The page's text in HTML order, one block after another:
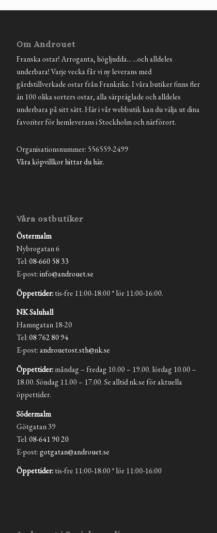
Om Androuet
Franska ostar! Arroganta, högljudda... ...och alldeles
underbara! Varje vecka får vi ny leverans med
gårdstillverkade ostar från Frankrike. I våra butiker finns fler
än 100 olika sorters ostar, alla särpräglade och alldeles
underbara på sitt sätt. Här i vår webbutik kan du välja ut dina
favoriter för hemleverans i Stockholm och närförort.
Organisationsnummer: 556559-2499
Våra köpvillkor hittar du här.
Våra ostbutiker
Östermalm
Nybrogatan 6
Tel:08-660 58 33
E-post:info@androuet.se
Öppettider:tis-fre 11:00-18:00 * lör 11:00-16:00.
NK Saluhall
Hamngatan 18-20
Tel:08 762 80 94
E-post:androuetost.sth@nk.se
Öppettider:måndag – fredag 10.00 – 19.00. lördag 10.00 –
18.00. Söndag 11.00 – 17.00. Se alltid nk.se för aktuella
öppettider.
Södermalm
Götgatan 39
Tel:08-641 90 20
E-post:gotgatan@androuet.se
Öppettider:tis-fre 11:00-18:00 * lör 11:00-16:00